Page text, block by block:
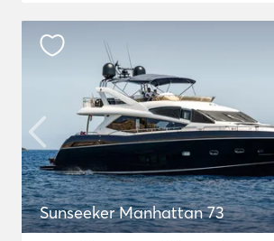
Sunseeker Manhattan 73